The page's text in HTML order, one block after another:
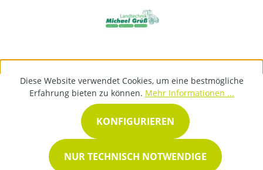
Diese Website verwendet Cookies, um eine bestmögliche
Erfahrung bieten zu können. Mehr Informationen ...
NUR TECHNISCH NOTWENDIGE
KONFIGURIEREN